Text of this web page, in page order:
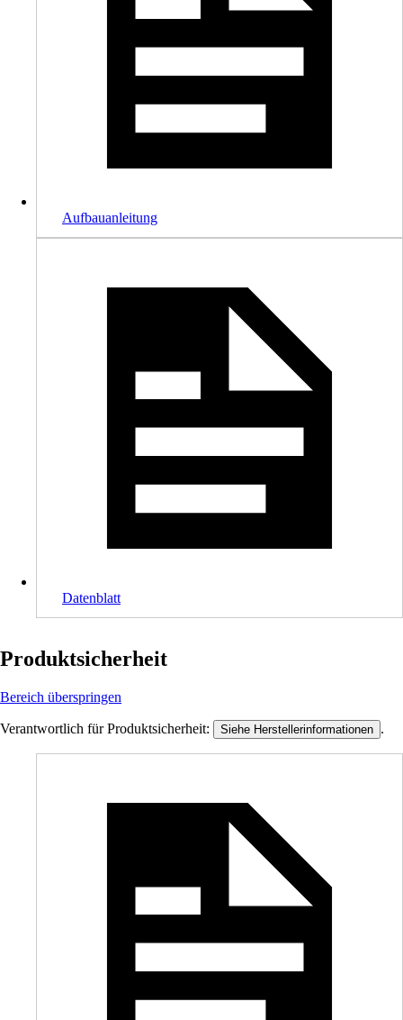
Aufbauanleitung
Datenblatt
Produktsicherheit
Bereich überspringen
Verantwortlich für Produktsicherheit: Siehe Herstellerinformationen .